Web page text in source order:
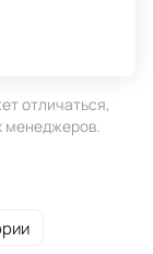
отличаться,
менеджеров.